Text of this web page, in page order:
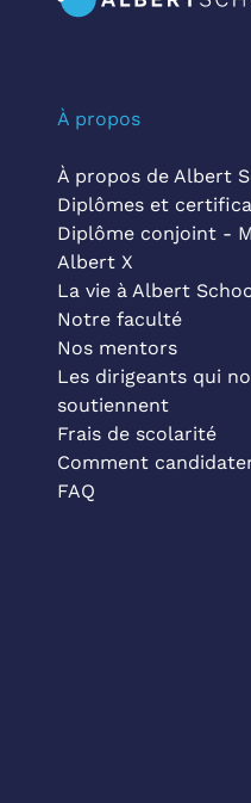
À propos
À propos de Albert
Diplômes et
Diplôme conjoint -
Albert X
La vie à Albert
Notre faculté
Nos mentors
Les dirigeants qui
soutiennent
Frais de scolarité
Comment
FAQ